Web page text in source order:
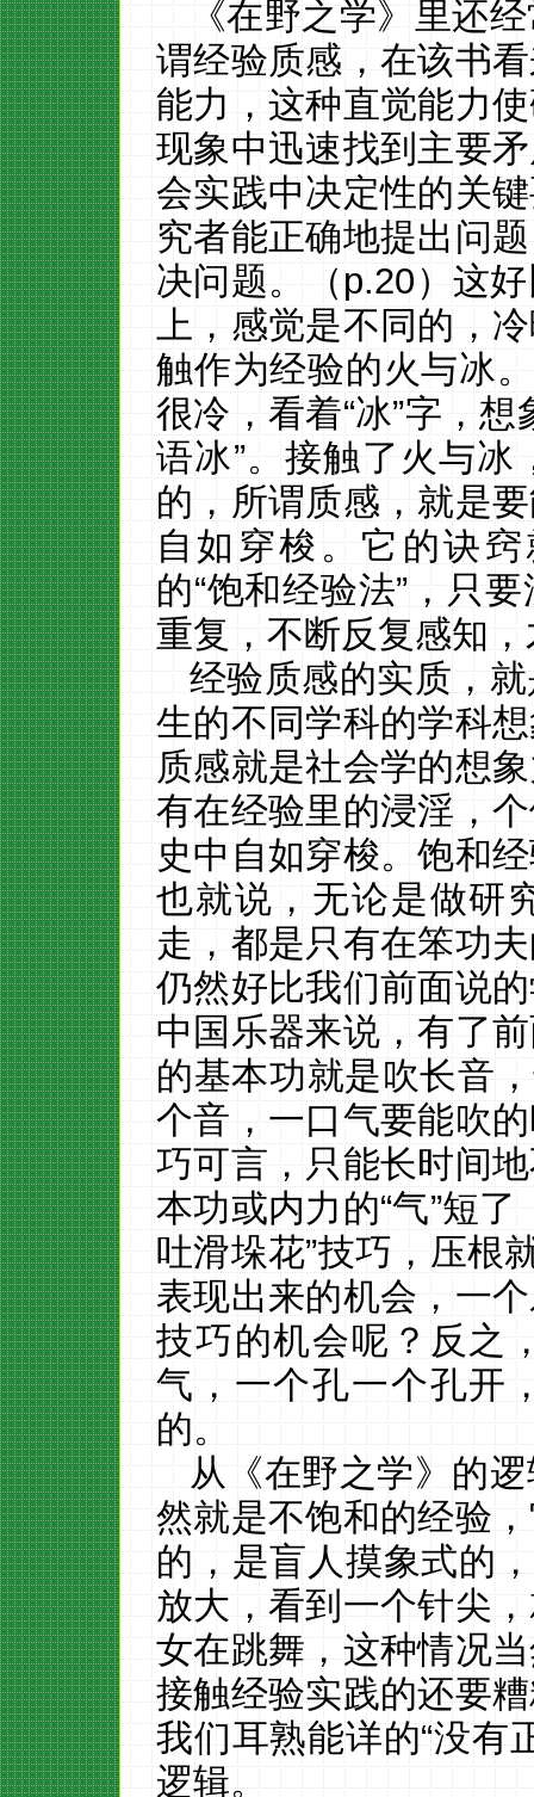
《在野之学》里还
谓经验质感，在该书
能力，这种直觉能力
现象中迅速找到主要
会实践中决定性的关
究者能正确地提出问
决问题。（p.20）这
上，感觉是不同的，
触作为经验的火与冰
很冷，看着“冰”字，
语冰”。接触了火与
的，所谓质感，就是
自如穿梭。它的诀
的“饱和经验法”，只
重复，不断反复感知
经验质感的实质，
生的不同学科的学科
质感就是社会学的想
有在经验里的浸淫，
史中自如穿梭。饱和
也就说，无论是做研
走，都是只有在笨功
仍然好比我们前面说
中国乐器来说，有了
的基本功就是吹长音
个音，一口气要能吹
巧可言，只能长时间
本功或内力的“气”短
吐滑垛花”技巧，压根
表现出来的机会，一
技巧的机会呢？反之
气，一个孔一个孔开
的。
从《在野之学》的
然就是不饱和的经验
的，是盲人摸象式的
放大，看到一个针尖
女在跳舞，这种情况
接触经验实践的还要
我们耳熟能详的“没有
逻辑。